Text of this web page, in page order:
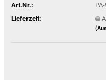
Art.Nr.:
Lieferzeit: